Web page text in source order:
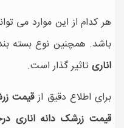
هر کدام از این موارد می
باشد. همچنین نوع بسته
اناریتاثیر گذار است.
برای اطلاع دقیق ازقیمت
قیمت زرشک دانه اناری